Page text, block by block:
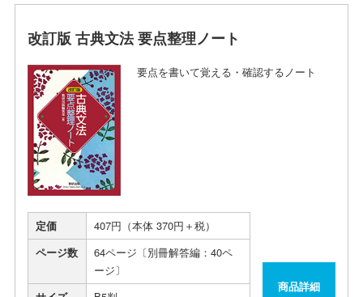
改訂版 古典文法 要点整理ノート
要点を書いて覚える・確認するノート
定価
407円（本体 370円＋税）
ページ数
64ページ〔別冊解答編：40ペ
ージ〕
商品詳細